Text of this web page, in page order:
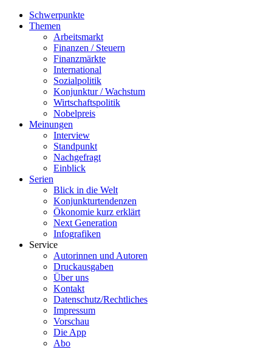
Schwerpunkte
Themen
Arbeitsmarkt
Finanzen / Steuern
Finanzmärkte
International
Sozialpolitik
Konjunktur / Wachstum
Wirtschaftspolitik
Nobelpreis
Meinungen
Interview
Standpunkt
Nachgefragt
Einblick
Serien
Blick in die Welt
Konjunkturtendenzen
Ökonomie kurz erklärt
Next Generation
Infografiken
Service
Autorinnen und Autoren
Druckausgaben
Über uns
Kontakt
Datenschutz/Rechtliches
Impressum
Vorschau
Die App
Abo